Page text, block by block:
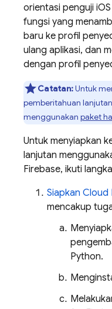
orientasi penguji
fungsi yang
baru ke profil
ulang aplikasi, dan
dengan profil
Catatan:Untuk
pemberitahuan
menggunakan paket
Untuk menyiapkan
lanjutan
Firebase, ikuti
Siapkan
mencakup
Python.